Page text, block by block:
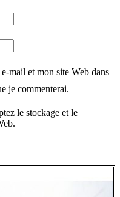
mail et mon site Web dans
je commenterai.
le stockage et le